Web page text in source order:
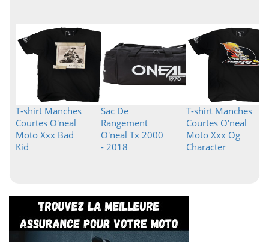
T-shirt Manches
Courtes O'neal
Moto Xxx Bad
Kid
Sac De
Rangement
O'neal Tx 2000
- 2018
T-shirt Manches
Courtes O'neal
Moto Xxx Og
Character